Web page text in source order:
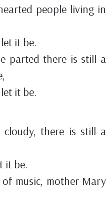
people living in
it be.
parted there is still a
it be.
there is still a
it be.
music, mother Mary